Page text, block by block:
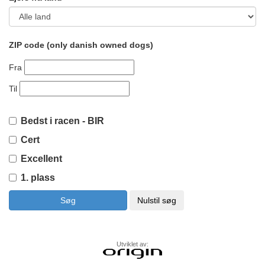
ZIP code (only danish owned dogs)
Fra
Til
Bedst i racen - BIR
Cert
Excellent
1. plass
Utviklet av: